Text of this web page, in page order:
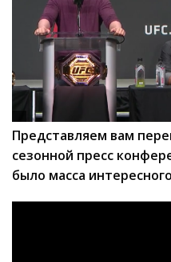
Представляем вам
сезонной пресс
было масса